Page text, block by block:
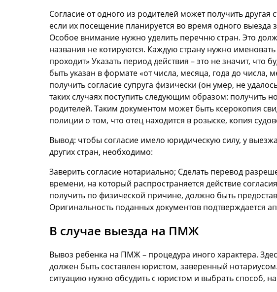
Согласие от одного из родителей может получить
если их посещение планируется во время одного выезда
Особое внимание нужно уделить перечню стран. Это
названия не котируются. Каждую страну нужно
проходит» Указать период действия – это не значит,
быть указан в формате «от числа, месяца, года до числа,
получить согласие супруга физически (он умер, не
таких случаях поступить следующим образом: получить
родителей. Таким документом может быть ксерокопия
полиции о том, что отец находится в розыске, копия
Вывод: чтобы согласие имело юридическую силу, у
других стран, необходимо:
Заверить согласие нотариально; Сделать перевод
времени, на который распространяется действие
получить по физической причине, должно быть
Оригинальность поданных документов подтверждается
В случае выезда на ПМЖ
Вывоз ребенка на ПМЖ – процедура иного характера.
должен быть составлен юристом, заверенный
ситуацию нужно обсудить с юристом и выбрать способ,